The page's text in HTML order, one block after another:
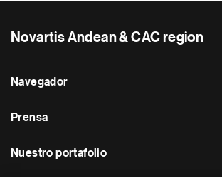
Novartis Andean & CAC region
Navegador
Prensa
Nuestro portafolio